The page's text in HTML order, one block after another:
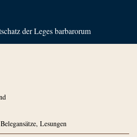
der Leges barbarorum
Lesungen